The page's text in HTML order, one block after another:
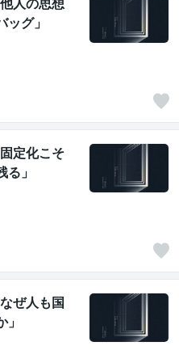
グ」
定化こそ
」
ぜ人も国